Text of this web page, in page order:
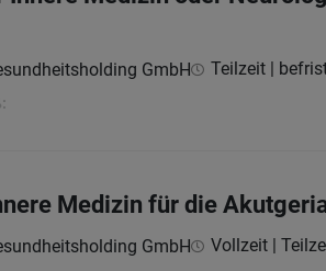
GmbH Teilzeit |
Medizin für die
GmbH Vollzeit |